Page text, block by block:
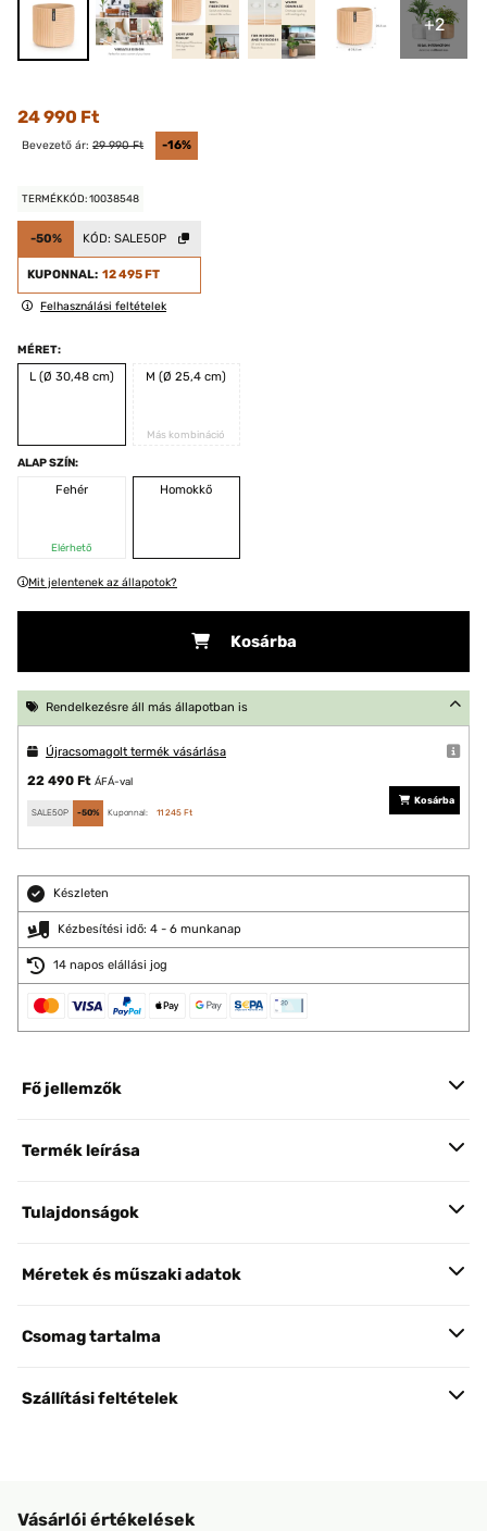
+2
24 990 Ft
Bevezető ár: 29 990 Ft -16%
TERMÉKKÓD: 10038548
-50% KÓD: SALE50P
KUPONNAL: 12 495 FT
Felhasználási feltételek
MÉRET:
L (Ø 30,48 cm)
M (Ø 25,4 cm)
Más kombináció
ALAP SZÍN:
Fehér
Elérhető
Homokkő
Mit jelentenek az állapotok?
Kosárba
Rendelkezésre áll más állapotban is
Újracsomagolt termék vásárlása
22 490 Ft ÁFÁ-val
SALE50P -50% Kuponnal: 11 245 Ft
Kosárba
Készleten
Kézbesítési idő: 4 - 6 munkanap
14 napos elállási jog
Fő jellemzők
Termék leírása
Tulajdonságok
Méretek és műszaki adatok
Csomag tartalma
Szállítási feltételek
Vásárlói értékelések